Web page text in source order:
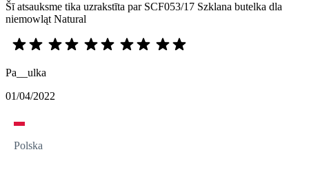
Šī atsauksme tika uzrakstīta par SCF053/17 Szklana butelka dla
niemowląt Natural
Pa__ulka
01/04/2022
Polska